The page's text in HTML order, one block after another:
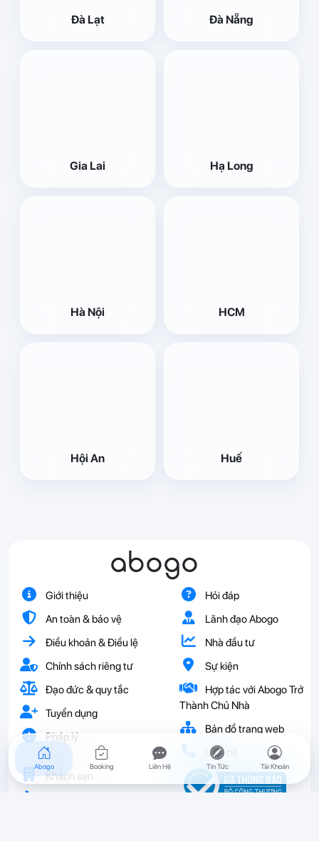
Đà Lạt Đà Nẵng
Gia Lai Hạ Long
Hà Nội HCM
Hội An Huế
abogo
Giới thiệu
An toàn & bảo vệ
Điều khoản & Điều lệ
Chính sách riêng tư
Đạo đức & quy tắc
Tuyển dụng
Pháp lý
Hỏi đáp
Lãnh đạo Abogo
Nhà đầu tư
Sự kiện
Hợp tác với Abogo Trở
Thành Chủ Nhà
Bản đồ trang web
Liên hệ
Khách sạn
Abogo Booking Liên Hệ Tin Tức Tài Khoản